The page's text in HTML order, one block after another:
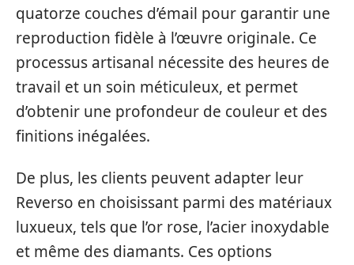
quatorze couches d’émail pour garantir une
reproduction fidèle à l’œuvre originale. Ce
processus artisanal nécessite des heures de
travail et un soin méticuleux, et permet
d’obtenir une profondeur de couleur et des
finitions inégalées.
De plus, les clients peuvent adapter leur
Reverso en choisissant parmi des matériaux
luxueux, tels que l’or rose, l’acier inoxydable
et même des diamants. Ces options